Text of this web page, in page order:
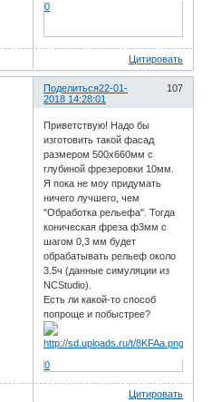
0
Цитировать
Поделиться 107
22-01-
2018 14:28:01
Приветствую! Надо бы
изготовить такой фасад
размером 500х660мм с
глубиной фрезеровки 10мм.
Я пока не моу придумать
ничего лучшего, чем
"Обработка рельефа". Тогда
коническая фреза ф3мм с
шагом 0,3 мм будет
обрабатывать рельеф около
3.5ч (данные симуляции из
NCStudio).
Есть ли какой-то способ
попроще и побыстрее?
0
Цитировать